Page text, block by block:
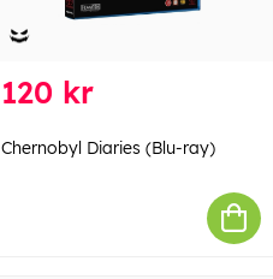
120 kr
Chernobyl Diaries (Blu-ray)